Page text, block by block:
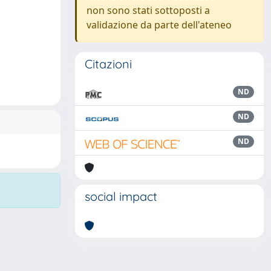
non sono stati sottoposti a
validazione da parte dell'ateneo
Citazioni
ND
ND
ND
social impact